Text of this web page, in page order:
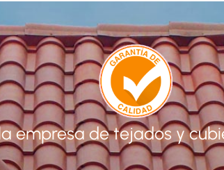
empresa de tejados y